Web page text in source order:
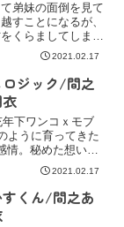
弟妹の面倒を見て
すことになるが、
くらましてしま
護士の八束...
2021.02.17
ジック/間之
下ワンコｘモブ
ように育ってきた
情。秘めた想いを
2021.02.17
くん/間之あ